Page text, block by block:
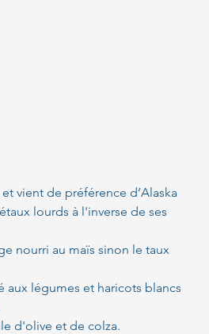
vient de préférence d’Alaska
lourds à l'inverse de ses
nourri au maïs sinon le taux
aux légumes et haricots blancs
d'olive et de colza.